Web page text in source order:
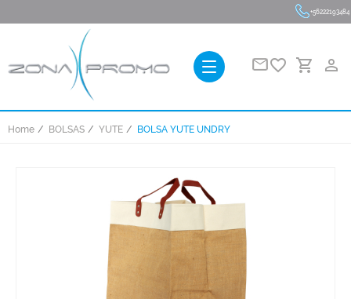
+56222193484
favorite_border person_outline
Home BOLSAS YUTE BOLSA YUTE UNDRY